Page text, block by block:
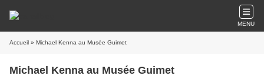
MENU
Accueil » Michael Kenna au Musée Guimet
Michael Kenna au Musée Guimet